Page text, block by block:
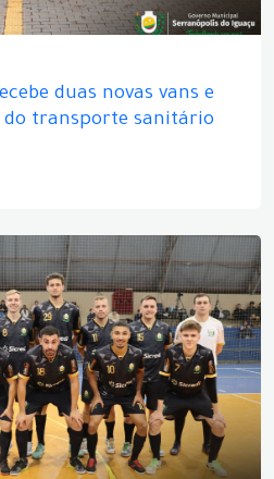
duas novas vans e
do transporte sanitário